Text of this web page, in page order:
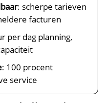
: scherpe tarieven
facturen
per dag planning,
: 100 procent
service